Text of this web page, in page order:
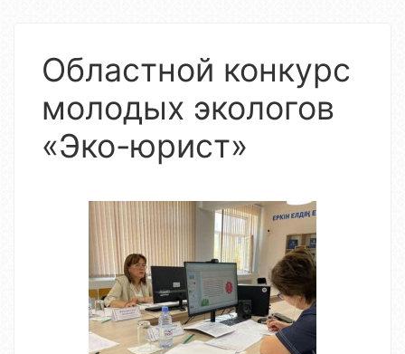
Областной конкурс
молодых экологов
«Эко-юрист»